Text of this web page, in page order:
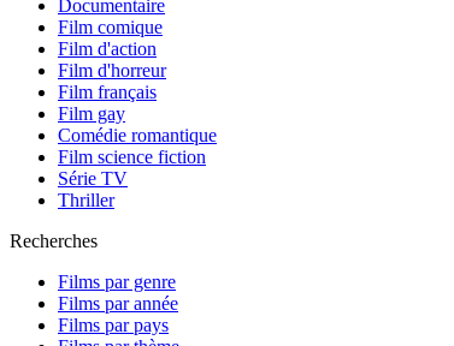
Documentaire
Film comique
Film d'action
Film d'horreur
Film français
Film gay
Comédie romantique
Film science fiction
Série TV
Thriller
Recherches
Films par genre
Films par année
Films par pays